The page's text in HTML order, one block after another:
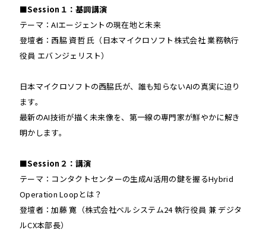
■Session１：基調講演
テーマ：AIエージェントの現在地と未来
登壇者：西脇 資哲 氏（日本マイクロソフト株式会社 業務執行
役員 エバンジェリスト）
日本マイクロソフトの西脇氏が、誰も知らないAIの真実に迫り
ます。
最新のAI技術が描く未来像を、第一線の専門家が鮮やかに解き
明かします。
■Session２：講演
テーマ：コンタクトセンターの生成AI活用の鍵を握るHybrid
Operation Loopとは？
登壇者：加藤 寛（株式会社ベルシステム24 執行役員 兼 デジタ
ルCX本部長）